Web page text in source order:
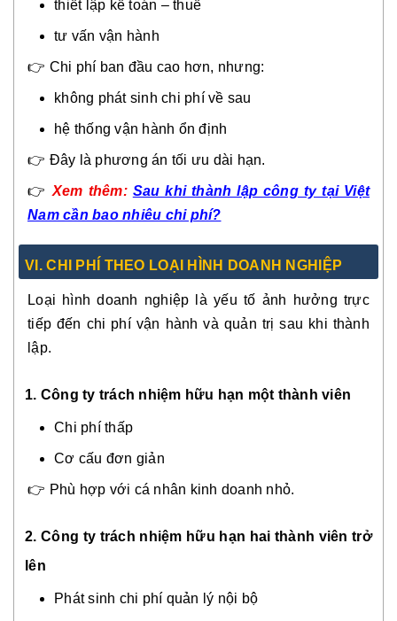
thiết lập kế toán – thuế
tư vấn vận hành
👉 Chi phí ban đầu cao hơn, nhưng:
không phát sinh chi phí về sau
hệ thống vận hành ổn định
👉 Đây là phương án tối ưu dài hạn.
👉 Xem thêm: Sau khi thành lập công ty tại Việt
Nam cần bao nhiêu chi phí?
V I. CHI PHÍ THEO LOẠI HÌNH DOANH NGHIỆP
Loại hình doanh nghiệp là yếu tố ảnh hưởng trực
tiếp đến chi phí vận hành và quản trị sau khi thành
lập.
1. Công ty trách nhiệm hữu hạn một thành viên
Chi phí thấp
Cơ cấu đơn giản
👉 Phù hợp với cá nhân kinh doanh nhỏ.
2. Công ty trách nhiệm hữu hạn hai thành viên trở
lên
Phát sinh chi phí quản lý nội bộ